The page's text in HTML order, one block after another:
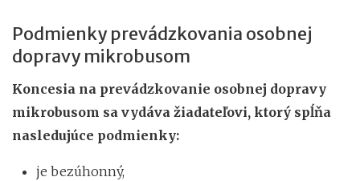
Podmienky prevádzkovania osobnej
dopravy mikrobusom
Koncesia na prevádzkovanie osobnej dopravy
mikrobusom sa vydáva žiadateľovi, ktorý spĺňa
nasledujúce podmienky:
je bezúhonný,